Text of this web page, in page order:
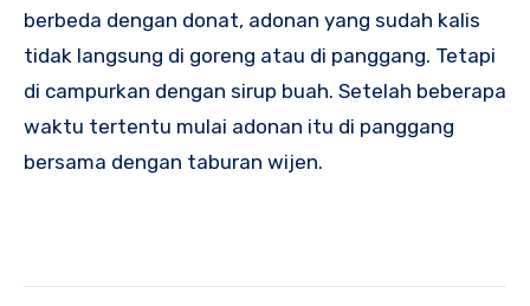
berbeda dengan donat, adonan yang sudah kalis
tidak langsung di goreng atau di panggang. Tetapi
di campurkan dengan sirup buah. Setelah beberapa
waktu tertentu mulai adonan itu di panggang
bersama dengan taburan wijen.